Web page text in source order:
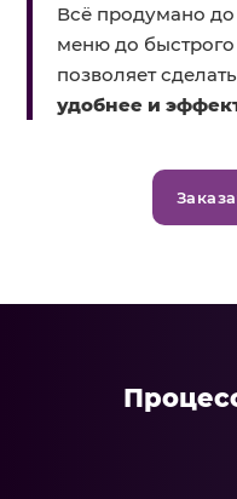
Всё продумано
меню до
позволяет
удобнее и